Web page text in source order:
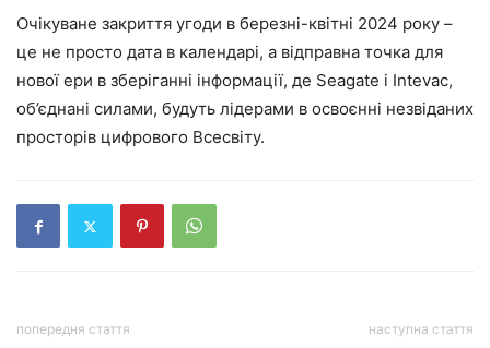
Очікуване закриття угоди в березні-квітні 2024 року –
це не просто дата в календарі, а відправна точка для
нової ери в зберіганні інформації, де Seagate і Intevac,
об’єднані силами, будуть лідерами в освоєнні незвіданих
просторів цифрового Всесвіту.
попередня стаття наступна стаття